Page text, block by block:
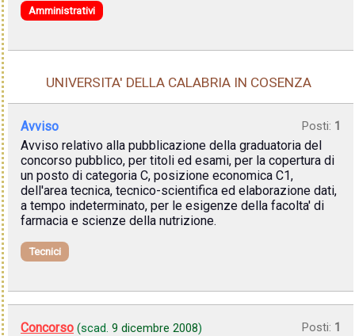
Amministrativi
UNIVERSITA' DELLA CALABRIA IN COSENZA
Avviso Posti: 1
Avviso relativo alla pubblicazione della graduatoria del
concorso pubblico, per titoli ed esami, per la copertura di
un posto di categoria C, posizione economica C1,
dell'area tecnica, tecnico-scientifica ed elaborazione dati,
a tempo indeterminato, per le esigenze della facolta' di
farmacia e scienze della nutrizione.
Tecnici
Concorso (scad. 9 dicembre 2008) Posti: 1